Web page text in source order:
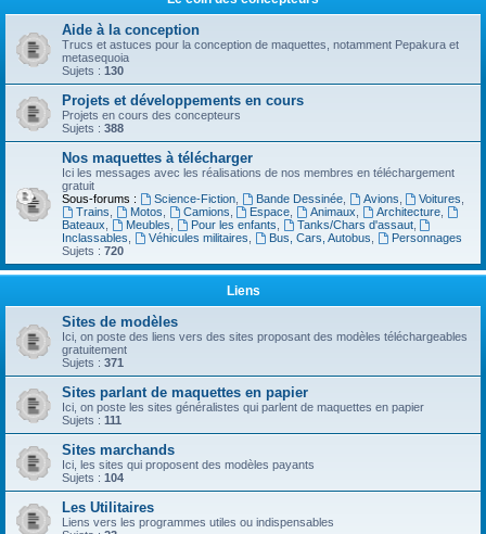
Aide à la conception
Trucs et astuces pour la conception de maquettes, notamment Pepakura et
metasequoia
Sujets : 130
Projets et développements en cours
Projets en cours des concepteurs
Sujets : 388
Nos maquettes à télécharger
Ici les messages avec les réalisations de nos membres en téléchargement
gratuit
Sous-forums :
Science-Fiction, Bande Dessinée, Avions Voitures
Trains
Motos Camions Espace Animaux Architecture
Bateaux
Meubles Pour les enfants Tanks/Chars d'assaut,
Inclassables
Véhicules militaires Bus, Cars, Autobus
Personnages
Sujets : 720
Liens
Sites de modèles
Ici, on poste des liens vers des sites proposant des modèles téléchargeables
gratuitement
Sujets : 371
Sites parlant de maquettes en papier
Ici, on poste les sites généralistes qui parlent de maquettes en papier
Sujets : 111
Sites marchands
Ici, les sites qui proposent des modèles payants
Sujets : 104
Les Utilitaires
Liens vers les programmes utiles ou indispensables